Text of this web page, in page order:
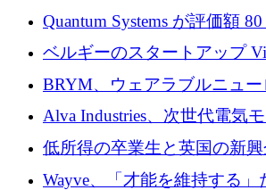
がプレシード資金総額 100
Quantum Systems が評価額
ドルを調達
ベルギーのスタートアップ
の可視化のために 50 万ユー
BRYM、ウェアラブルニュ
クプラットフォームの開発に
Alva Industries、次世代電気
大に 1,600 万ユーロを調達
低所得の卒業生と英国の新
るためにCommon Pathを開始
Wayve、「才能を維持する」